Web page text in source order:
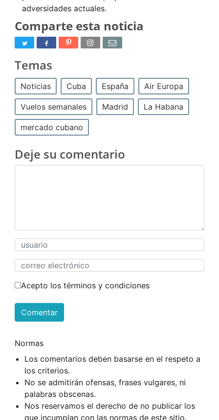
adversidades actuales.
Comparte esta noticia
Temas
Noticias Cuba España Air Europa
Vuelos semanales Madrid La Habana
mercado cubano
Deje su comentario
Acepto los términos y condiciones
Comentar
Normas
Los comentarios deben basarse en el respeto a
los criterios.
No se admitirán ofensas, frases vulgares, ni
palabras obscenas.
Nos reservamos el derecho de no publicar los
que incumplan con las normas de este sitio.